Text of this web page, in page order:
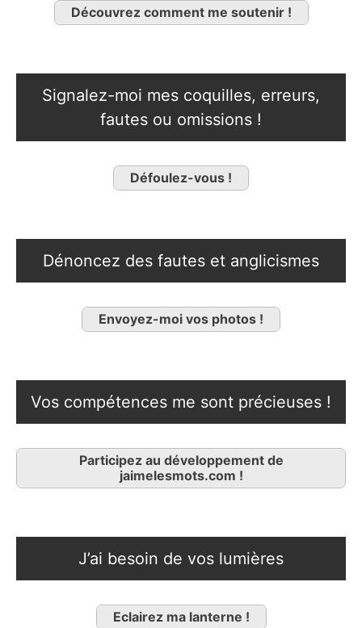
Découvrez comment me soutenir !
Signalez-moi mes coquilles, erreurs,
fautes ou omissions !
Défoulez-vous !
Dénoncez des fautes et anglicismes
Envoyez-moi vos photos !
Vos compétences me sont précieuses !
Participez au développement de
jaimelesmots.com !
J’ai besoin de vos lumières
Eclairez ma lanterne !